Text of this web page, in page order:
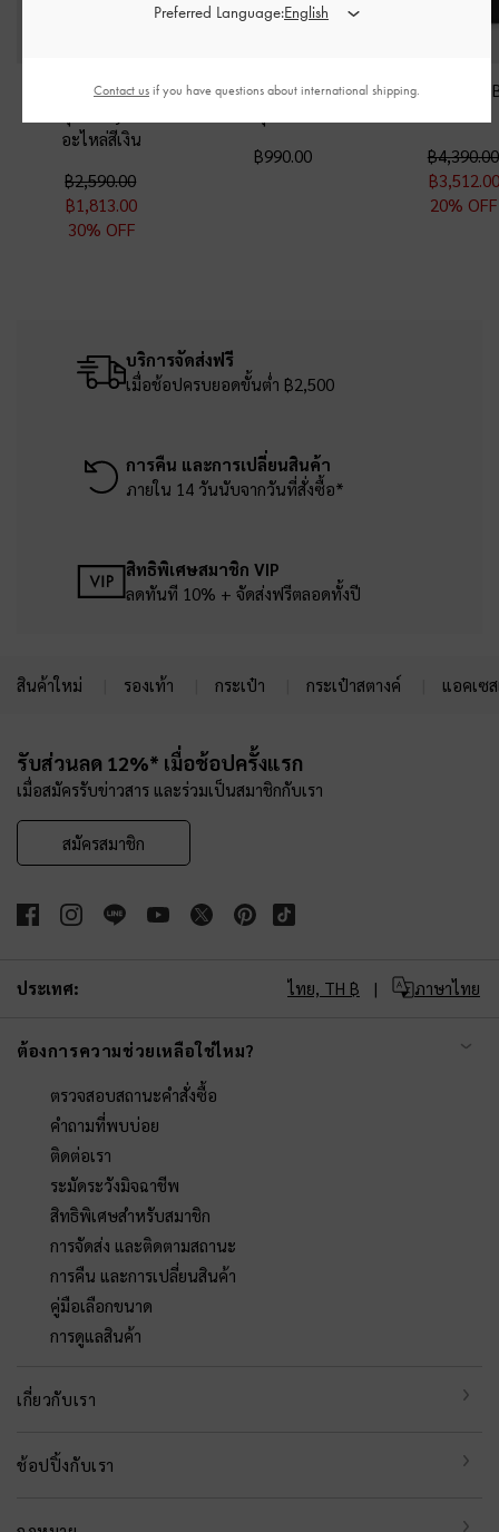
กระเป๋าสะพายไหล่ทรง
อะไหล่สีเงิน
฿2,590.00
฿1,813.00
30% OFF
กระเป๋าใส่บัตรดีไซน์ซิป
฿990.00
กระเป๋าโท้ทรุ่น
฿4,390.00
฿3,512.00
20% OFF
บริการจัดส่งฟรี
เมื่อช้อปครบยอดขั้นต่ำ ฿2,500
การคืน และการเปลี่ยนสินค้า
ภายใน 14 วันนับจากวันที่สั่งซื้อ*
สิทธิพิเศษสมาชิก VIP
ลดทันที 10% + จัดส่งฟรีตลอดทั้งปี
สินค้าใหม่ รองเท้า กระเป๋า กระเป๋าสตางค์ แอคเซ
รับส่วนลด 12%* เมื่อช้อปครั้งแรก
เมื่อสมัครรับข่าวสาร และร่วมเป็นสมาชิกกับเรา
สมัครสมาชิก
ประเทศ: ไทย, TH ฿ ภาษาไทย
ต้องการความช่วยเหลือใช่ไหม?
ตรวจสอบสถานะคำสั่งซื้อ
คำถามที่พบบ่อย
ติดต่อเรา
ระมัดระวังมิจฉาชีพ
สิทธิพิเศษสำหรับสมาชิก
การจัดส่ง และติดตามสถานะ
การคืน และการเปลี่ยนสินค้า
คู่มือเลือกขนาด
การดูแลสินค้า
เกี่ยวกับเรา
ช้อปปิ้งกับเรา
Preferred Language:
Contact us if you have questions about international shipping.